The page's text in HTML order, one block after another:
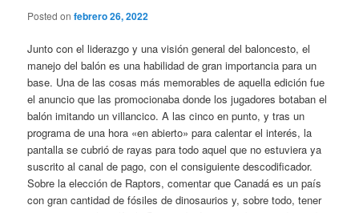
Posted onfebrero 26, 2022
Junto con el liderazgo y una visión general del baloncesto, el
manejo del balón es una habilidad de gran importancia para un
base. Una de las cosas más memorables de aquella edición fue
el anuncio que las promocionaba donde los jugadores botaban el
balón imitando un villancico. A las cinco en punto, y tras un
programa de una hora «en abierto» para calentar el interés, la
pantalla se cubrió de rayas para todo aquel que no estuviera ya
suscrito al canal de pago, con el consiguiente descodificador.
Sobre la elección de Raptors, comentar que Canadá es un país
con gran cantidad de fósiles de dinosaurios y, sobre todo, tener